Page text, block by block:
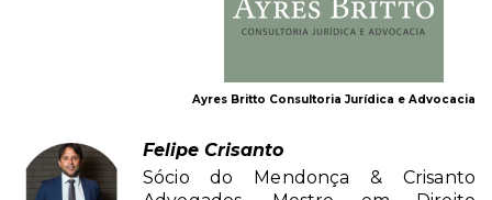
Ayres Britto Consultoria Jurídica e Advocacia
Felipe Crisanto
Sócio do Mendonça & Crisanto